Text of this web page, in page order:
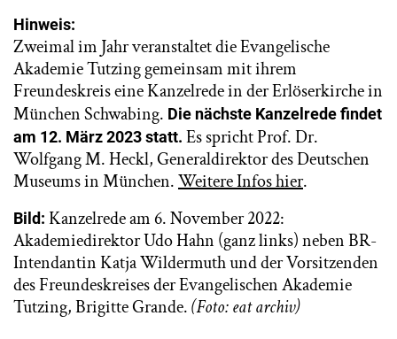
Hinweis:
Zweimal im Jahr veranstaltet die Evangelische
Akademie Tutzing gemeinsam mit ihrem
Freundeskreis eine Kanzelrede in der Erlöserkirche in
München Schwabing. Die nächste Kanzelrede findet
am 12. März 2023 statt. Es spricht Prof. Dr.
Wolfgang M. Heckl, Generaldirektor des Deutschen
Museums in München.Weitere Infos hier.
Bild: Kanzelrede am 6. November 2022:
Akademiedirektor Udo Hahn (ganz links) neben BR-
Intendantin Katja Wildermuth und der Vorsitzenden
des Freundeskreises der Evangelischen Akademie
Tutzing, Brigitte Grande.(Foto: eat archiv)